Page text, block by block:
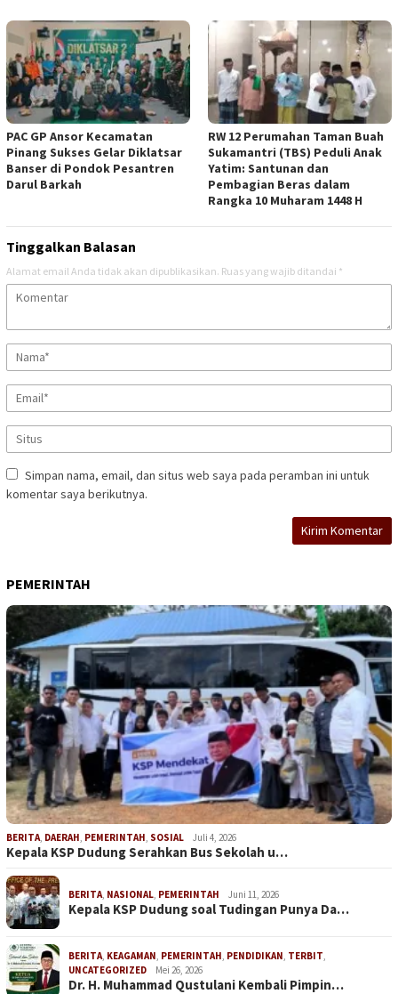
PAC GP Ansor Kecamatan
Pinang Sukses Gelar Diklatsar
Banser di Pondok Pesantren
Darul Barkah
RW 12 Perumahan Taman Buah
Sukamantri (TBS) Peduli Anak
Yatim: Santunan dan
Pembagian Beras dalam
Rangka 10 Muharam 1448 H
Tinggalkan Balasan
Alamat email Anda tidak akan dipublikasikan. Ruas yang wajib ditandai *
Simpan nama, email, dan situs web saya pada peramban ini untuk
komentar saya berikutnya.
PEMERINTAH
BERITA, DAERAH, PEMERINTAH, SOSIAL Juli 4, 2026
Kepala KSP Dudung Serahkan Bus Sekolah u…
BERITA, NASIONAL, PEMERINTAH Juni 11, 2026
Kepala KSP Dudung soal Tudingan Punya Da…
BERITA, KEAGAMAN, PEMERINTAH, PENDIDIKAN, TERBIT,
UNCATEGORIZED
Mei 26, 2026
Dr. H. Muhammad Qustulani Kembali Pimpin…